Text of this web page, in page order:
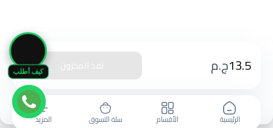
كيف أطلب 13.5ج.م نفذ المخزون
الرئيسية الأقسام سلة التسوق المزيد